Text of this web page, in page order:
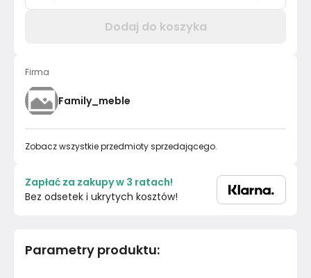
Parametry produktu:
Dodaj do koszyka
Firma
Family_meble
Zobacz wszystkie przedmioty sprzedającego.
Zapłać za zakupy w 3 ratach!
Bez odsetek i ukrytych kosztów!